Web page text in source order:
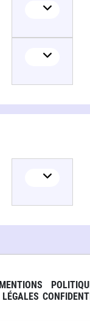
MENTIONS
LÉGALES